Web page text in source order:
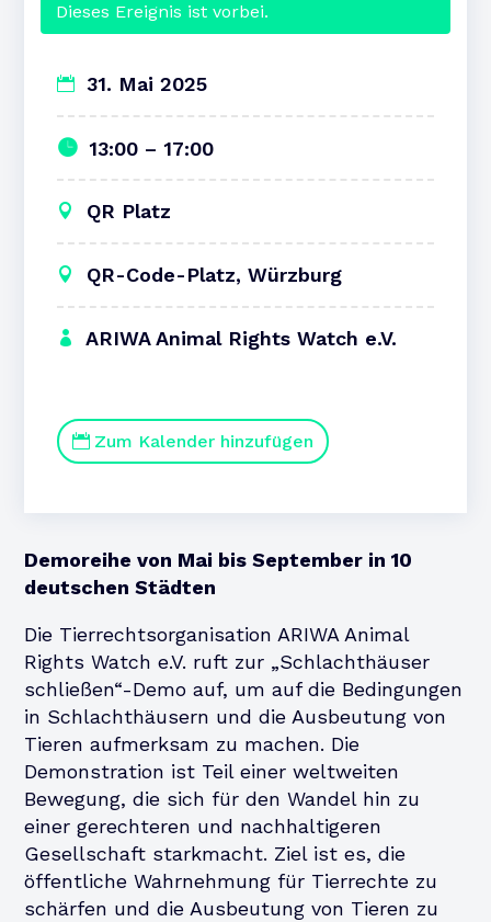
Dieses Ereignis ist vorbei.
31. Mai 2025
13:00 – 17:00
QR Platz
QR-Code-Platz, Würzburg
ARIWA Animal Rights Watch e.V.
Zum Kalender hinzufügen
Demoreihe von Mai bis September in 10
deutschen Städten
Die Tierrechtsorganisation ARIWA Animal
Rights Watch e.V. ruft zur „Schlachthäuser
schließen“-Demo auf, um auf die Bedingungen
in Schlachthäusern und die Ausbeutung von
Tieren aufmerksam zu machen. Die
Demonstration ist Teil einer weltweiten
Bewegung, die sich für den Wandel hin zu
einer gerechteren und nachhaltigeren
Gesellschaft starkmacht. Ziel ist es, die
öffentliche Wahrnehmung für Tierrechte zu
schärfen und die Ausbeutung von Tieren zu